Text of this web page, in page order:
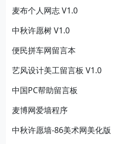
麦布个人网志 V1.0
中秋许愿树 V1.0
便民拼车网留言本
艺风设计美工留言板 V1.0
中国PC帮助留言板
麦博网爱墙程序
中秋许愿墙-86美术网美化版